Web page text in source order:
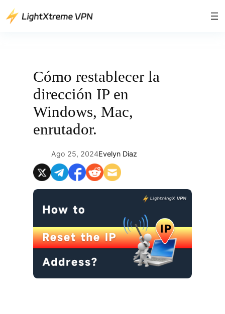
Saltar
Cómo restablecer la
dirección IP en
Windows, Mac,
enrutador.
Ago 25, 2024Evelyn Diaz